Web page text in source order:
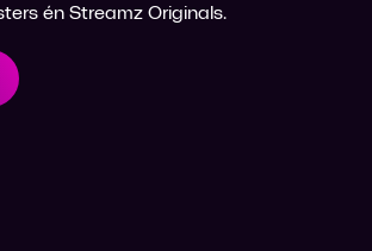
én Streamz Originals.